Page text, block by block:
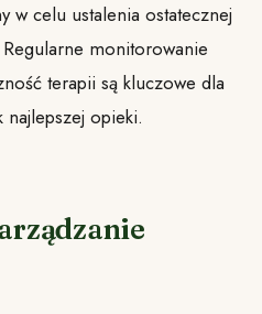
w celu ustalenia ostatecznej
monitorowanie
terapii są kluczowe dla
najlepszej opieki.